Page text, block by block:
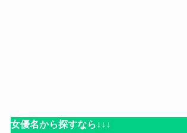
女優名から探すなら↓↓↓